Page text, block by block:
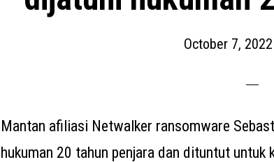
October 7, 2022
Mantan afiliasi Netwalker ransomware
hukuman 20 tahun penjara dan dituntut untuk